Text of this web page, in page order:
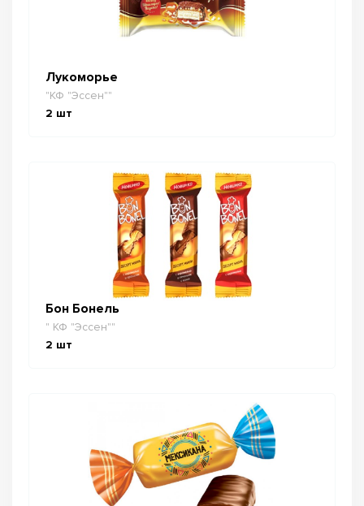
Лукоморье
"КФ "Эссен""
2 шт
Бон Бонель
" КФ "Эссен""
2 шт